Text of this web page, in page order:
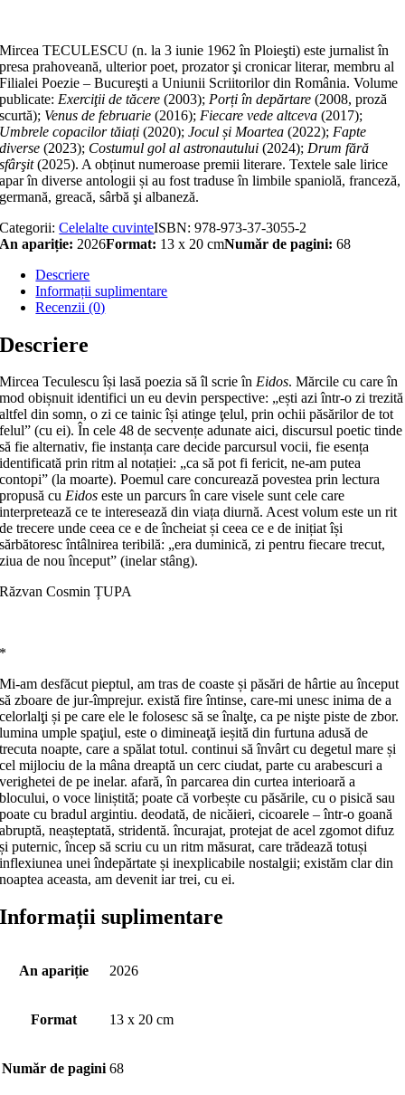
Mircea TECULESCU (n. la 3 iunie 1962 în Ploieşti) este jurnalist în
presa prahoveană, ulterior poet, prozator şi cronicar literar, membru al
Filialei Poezie – Bucureşti a Uniunii Scriitorilor din România. Volume
publicate: Exerciţii de tăcere(2003); Porți în depărtare (2008, proză
scurtă); Venus de februarie (2016); Fiecare vede altceva (2017);
Umbrele copacilor tăiați (2020);Jocul și Moartea(2022); Fapte
diverse (2023); Costumul gol al astronautului (2024); Drum fără
sfârşit(2025). A obținut numeroase premii literare. Textele sale lirice
apar în diverse antologii și au fost traduse în limbile spaniolă, franceză,
germană, greacă, sârbă şi albaneză.
Categorii:Celelalte cuvinteISBN:978-973-37-3055-2
An apariție: 2026Format: 13 x 20 cmNumăr de pagini: 68
Descriere
Informații suplimentare
Recenzii (0)
Descriere
Mircea Teculescu își lasă poezia să îl scrie în Eidos. Mărcile cu care în
mod obișnuit identifici un eu devin perspective: „ești azi într-o zi trezită
altfel din somn, o zi ce tainic își atinge ţelul, prin ochii păsărilor de tot
felul” (cu ei). În cele 48 de secvențe adunate aici, discursul poetic tinde
să fie alternativ, fie instanța care decide parcursul vocii, fie esența
identificată prin ritm al notației: „ca să pot fi fericit, ne-am putea
contopi” (la moarte). Poemul care concurează povestea prin lectura
propusă cu Eidos este un parcurs în care visele sunt cele care
interpretează ce te interesează din viața diurnă. Acest volum este un rit
de trecere unde ceea ce e de încheiat și ceea ce e de inițiat își
sărbătoresc întâlnirea teribilă: „era duminică, zi pentru fiecare trecut,
ziua de nou început” (inelar stâng).
Răzvan Cosmin ȚUPA
*
Mi-am desfăcut pieptul, am tras de coaste și păsări de hârtie au început
să zboare de jur-împrejur. există fire întinse, care-mi unesc inima de a
celorlalţi și pe care ele le folosesc să se înalţe, ca pe nişte piste de zbor.
lumina umple spaţiul, este o dimineaţă ieșită din furtuna adusă de
trecuta noapte, care a spălat totul. continui să învârt cu degetul mare și
cel mijlociu de la mâna dreaptă un cerc ciudat, parte cu arabescuri a
verighetei de pe inelar. afară, în parcarea din curtea interioară a
blocului, o voce liniștită; poate că vorbește cu păsările, cu o pisică sau
poate cu bradul argintiu. deodată, de nicăieri, cicoarele – într-o goană
abruptă, neașteptată, stridentă. încurajat, protejat de acel zgomot difuz
și puternic, încep să scriu cu un ritm măsurat, care trădează totuși
inflexiunea unei îndepărtate și inexplicabile nostalgii; existăm clar din
noaptea aceasta, am devenit iar trei, cu ei.
Informații suplimentare
An apariție 2026
Format 13 x 20 cm
Număr de pagini 68